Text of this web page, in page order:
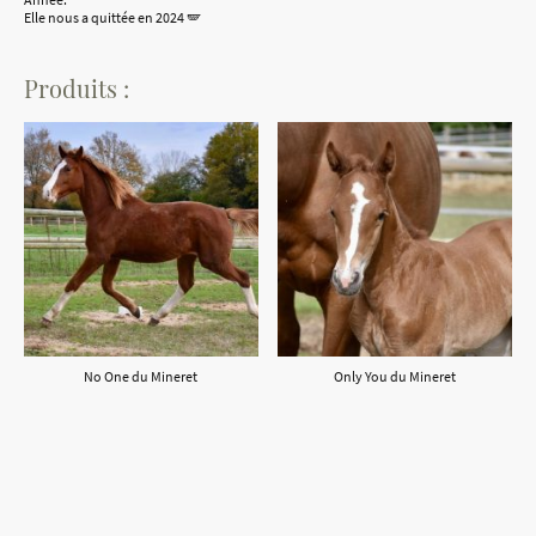
Elle nous a quittée en 2024 🪽
Produits :
No One du Mineret Only You du Mineret